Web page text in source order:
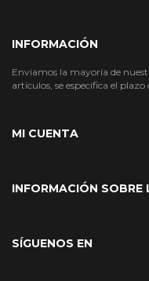
INFORMACIÓN
Enviamos la mayoría de
artículos, se especifica el
MI CUENTA
INFORMACIÓN SOBRE
SÍGUENOS EN